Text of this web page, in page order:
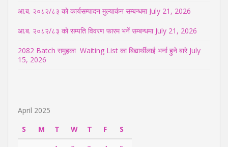
आ.ब. २०८२/८३ को कार्यसम्पादन मुल्याकंन सम्बन्धमा July 21, 2026
आ.ब. २०८२/८३ को सम्पति विवरण फारम भर्ने सम्बन्धमा July 21, 2026
2082 Batch समुहका Waiting List का बिद्यार्थीलाई भर्ना हुने बारे July
15, 2026
April 2025
S
M T W T F
S